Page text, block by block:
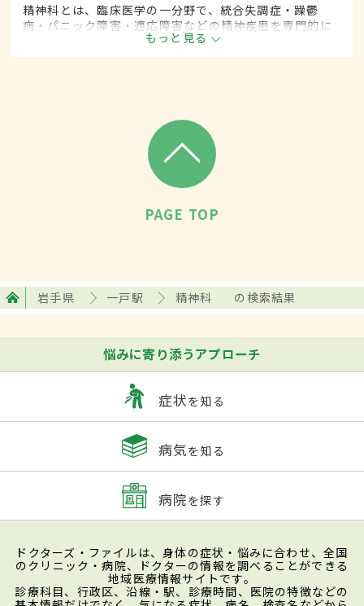
精神科とは、臨床医学の一分野で、統合失調症・躁鬱
病・パニック障害・適応障害などの精神疾患を専門的に
もっと見る
PAGE TOP
岩手県 一戸駅 精神科 の検索結果
悩みに寄り添うアプローチ
症状を知る
病気を知る
病院を探す
ドクターズ・ファイルは、身体の症状・悩みに合わせ、全国
のクリニック・病院、ドクターの情報を調べることができる
地域医療情報サイトです。
診療科目、行政区、沿線・駅、診療時間、医院の特徴などの